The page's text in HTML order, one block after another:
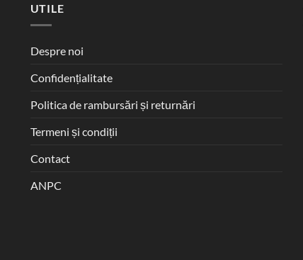
UTILE
Despre noi
Confidențialitate
Politica de rambursări și returnări
Termeni și condiții
Contact
ANPC